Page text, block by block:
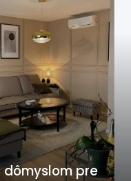
dômyslom pre